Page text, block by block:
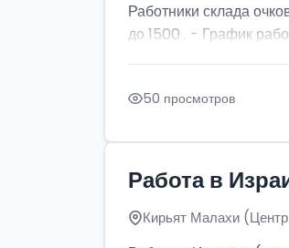
Работники склада
до 1500 . - График
50 просмотров
Работа в
Кирьят Малахи